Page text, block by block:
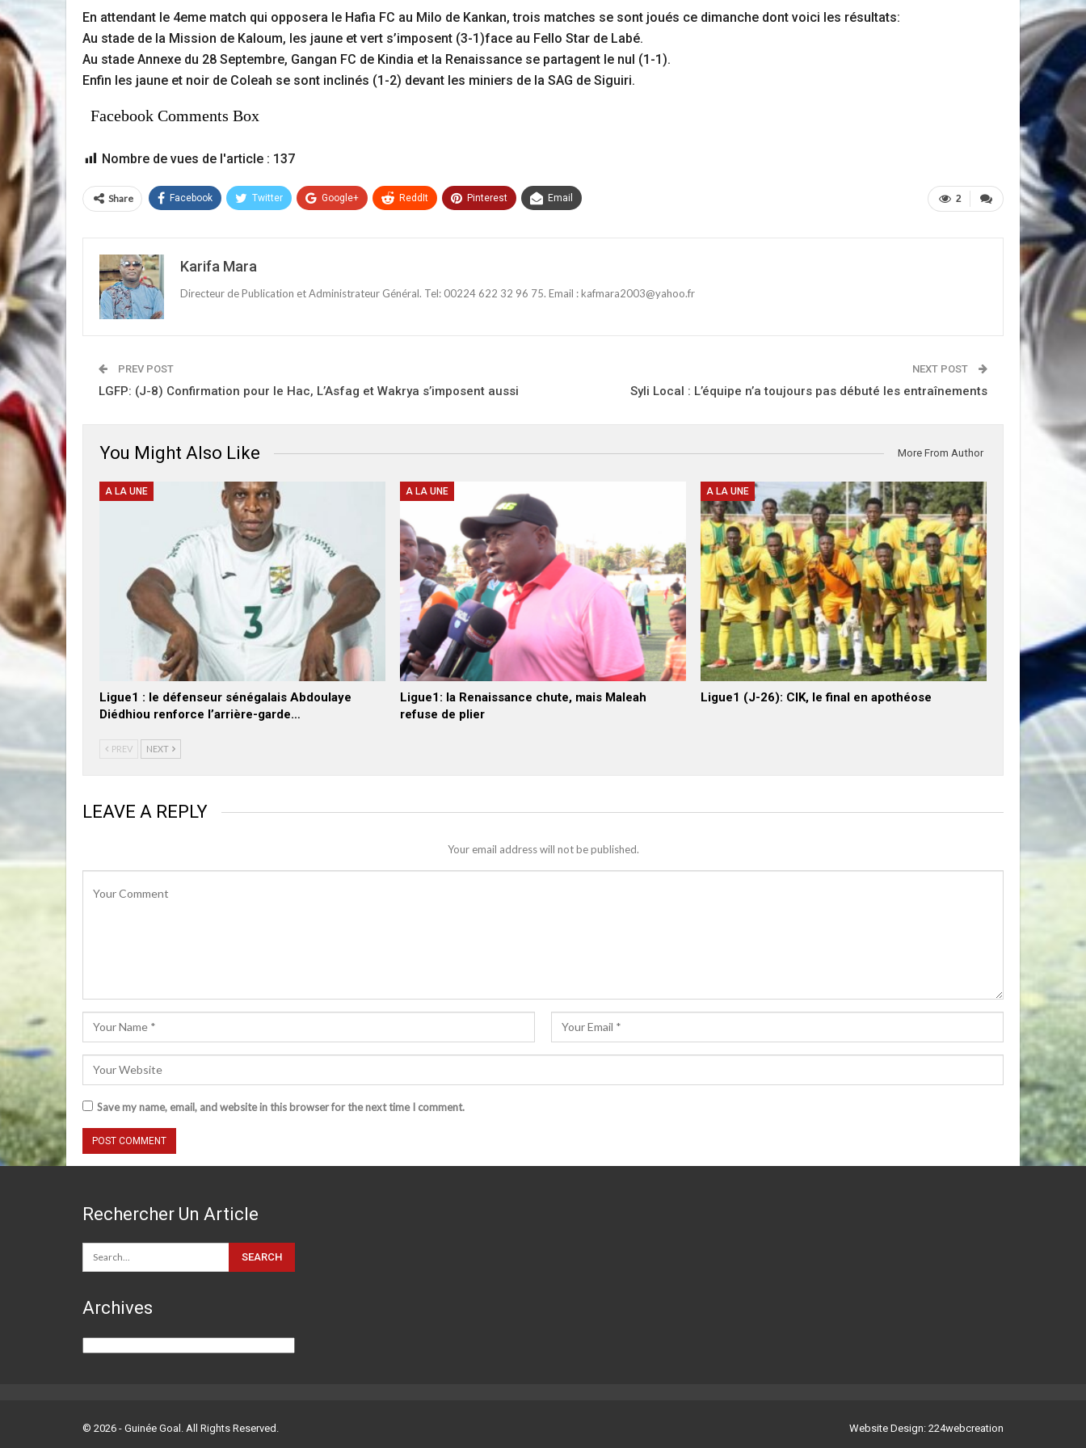
En attendant le 4eme match qui opposera le Hafia FC au Milo de Kankan, trois matches se sont joués ce dimanche dont voici les résultats:
Au stade de la Mission de Kaloum, les jaune et vert s’imposent (3-1)face au Fello Star de Labé.
Au stade Annexe du 28 Septembre, Gangan FC de Kindia et la Renaissance se partagent le nul (1-1).
Enfin les jaune et noir de Coleah se sont inclinés (1-2) devant les miniers de la SAG de Siguiri.
Facebook Comments Box
Nombre de vues de l'article : 137
2
Share Facebook Twitter Google+ ReddIt Pinterest Email
Karifa Mara
Directeur de Publication et Administrateur Général. Tel: 00224 622 32 96 75. Email : kafmara2003@yahoo.fr
PREV POST
LGFP: (J-8) Confirmation pour le Hac, L’Asfag et Wakrya s’imposent aussi
NEXT POST
Syli Local : L’équipe n’a toujours pas débuté les entraînements
You Might Also Like More From Author
A LA UNE
Ligue1 : le défenseur sénégalais Abdoulaye
Diédhiou renforce l’arrière-garde…
A LA UNE
Ligue1: la Renaissance chute, mais Maleah
refuse de plier
A LA UNE
Ligue1 (J-26): CIK, le final en apothéose
PREV NEXT
LEAVE A REPLY
Your email address will not be published.
Save my name, email, and website in this browser for the next time I comment.
Rechercher Un Article
Archives
© 2026 - Guinée Goal. All Rights Reserved. Website Design: 224webcreation